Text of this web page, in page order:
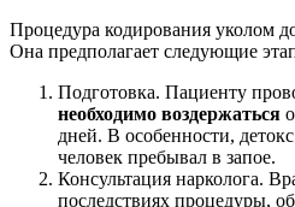
Процедура кодирования уколом
Она предполагает следующие
Подготовка. Пациенту
необходимо воздержаться
дней. В особенности,
человек пребывал в запое.
Консультация нарколога.
последствиях процедуры,